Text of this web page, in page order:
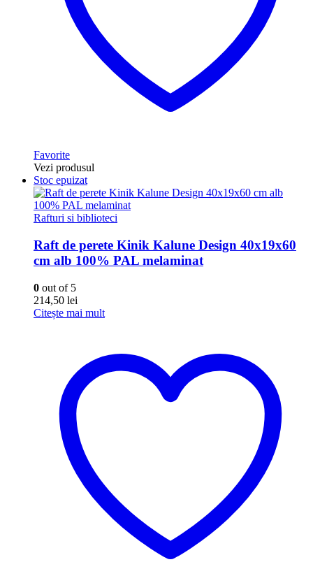
Favorite
Vezi produsul
Stoc epuizat
Rafturi si biblioteci
Raft de perete Kinik Kalune Design 40x19x60
cm alb 100% PAL melaminat
0 out of 5
214,50 lei
Citește mai mult